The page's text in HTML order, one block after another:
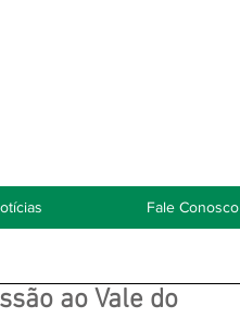
Fale Conosco
ao Vale do